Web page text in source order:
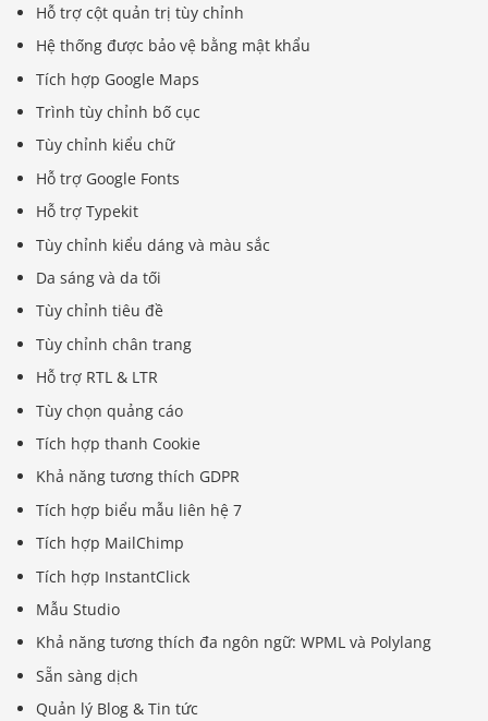
Hỗ trợ cột quản trị tùy chỉnh
Hệ thống được bảo vệ bằng mật khẩu
Tích hợp Google Maps
Trình tùy chỉnh bố cục
Tùy chỉnh kiểu chữ
Hỗ trợ Google Fonts
Hỗ trợ Typekit
Tùy chỉnh kiểu dáng và màu sắc
Da sáng và da tối
Tùy chỉnh tiêu đề
Tùy chỉnh chân trang
Hỗ trợ RTL & LTR
Tùy chọn quảng cáo
Tích hợp thanh Cookie
Khả năng tương thích GDPR
Tích hợp biểu mẫu liên hệ 7
Tích hợp MailChimp
Tích hợp InstantClick
Mẫu Studio
Khả năng tương thích đa ngôn ngữ: WPML và Polylang
Sẵn sàng dịch
Quản lý Blog & Tin tức